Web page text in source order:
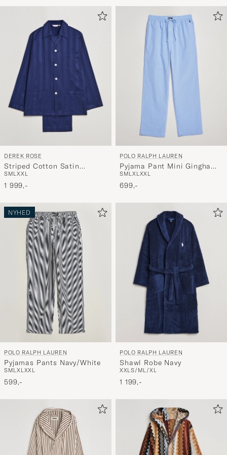
at
aktivere
Min
stil,
og
oplev
mere
udvalg
til
DEREK ROSE
Striped Cotton Satin
Pyjama Set Navy
SMLXXL
1 999,-
POLO RALPH LAUREN
Pyjama Pant Mini Gingham
Blue
SMLXLXXL
699,-
NYHED
POLO RALPH LAUREN
Pyjamas Pants Navy/White
SMLXLXXL
599,-
POLO RALPH LAUREN
Shawl Robe Navy
XXLS/ML/XL
1 199,-